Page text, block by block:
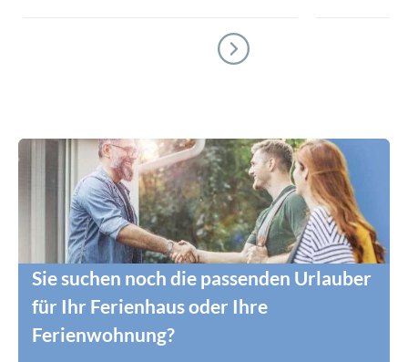
Sie suchen noch die passenden Urlauber
für Ihr Ferienhaus oder Ihre
Ferienwohnung?